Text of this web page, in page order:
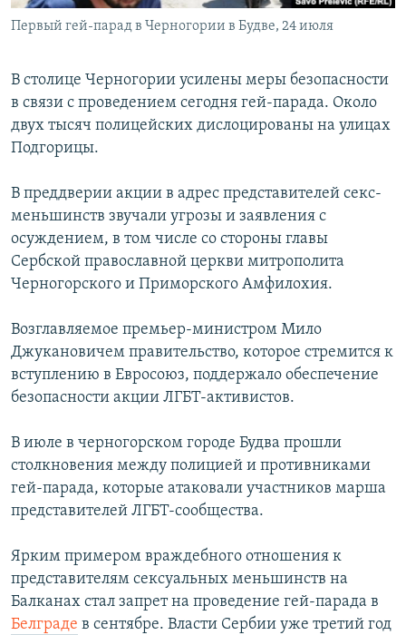
Все сайты РСЕ/РС
Первый гей-парад в Черногории в Будве, 24 июля
В столице Черногории усилены меры безопасности
в связи с проведением сегодня гей-парада. Около
двух тысяч полицейских дислоцированы на улицах
Подгорицы.
В преддверии акции в адрес представителей секс-
меньшинств звучали угрозы и заявления с
осуждением, в том числе со стороны главы
Сербской православной церкви митрополита
Черногорского и Приморского Амфилохия.
Возглавляемое премьер-министром Мило
Джукановичем правительство, которое стремится к
вступлению в Евросоюз, поддержало обеспечение
безопасности акции ЛГБТ-активистов.
В июле в черногорском городе Будва прошли
столкновения между полицией и противниками
гей-парада, которые атаковали участников марша
представителей ЛГБТ-сообщества.
Ярким примером враждебного отношения к
представителям сексуальных меньшинств на
Балканах стал запрет на проведение гей-парада в
Белграде в сентябре. Власти Сербии уже третий год